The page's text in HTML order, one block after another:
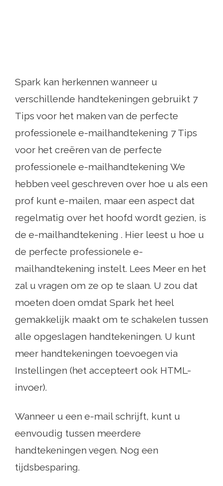
Spark kan herkennen wanneer u
verschillende handtekeningen gebruikt 7
Tips voor het maken van de perfecte
professionele e-mailhandtekening 7 Tips
voor het creëren van de perfecte
professionele e-mailhandtekening We
hebben veel geschreven over hoe u als een
prof kunt e-mailen, maar een aspect dat
regelmatig over het hoofd wordt gezien, is
de e-mailhandtekening . Hier leest u hoe u
de perfecte professionele e-
mailhandtekening instelt. Lees Meer en het
zal u vragen om ze op te slaan. U zou dat
moeten doen omdat Spark het heel
gemakkelijk maakt om te schakelen tussen
alle opgeslagen handtekeningen. U kunt
meer handtekeningen toevoegen via
Instellingen (het accepteert ook HTML-
invoer).
Wanneer u een e-mail schrijft, kunt u
eenvoudig tussen meerdere
handtekeningen vegen. Nog een
tijdsbesparing.